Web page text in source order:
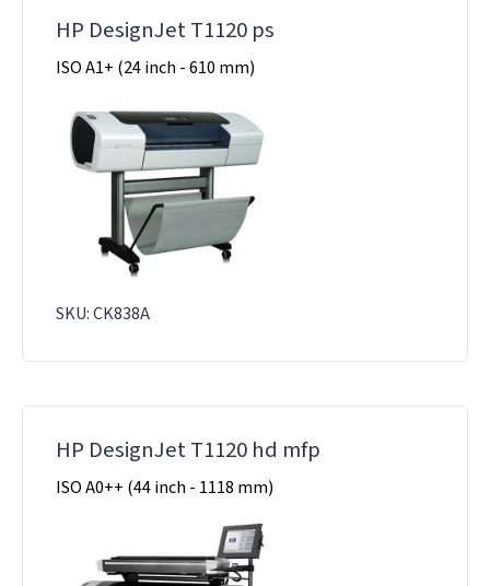
HP DesignJet T1120 ps
ISO A1+ (24 inch - 610 mm)
SKU: CK838A
HP DesignJet T1120 hd mfp
ISO A0++ (44 inch - 1118 mm)